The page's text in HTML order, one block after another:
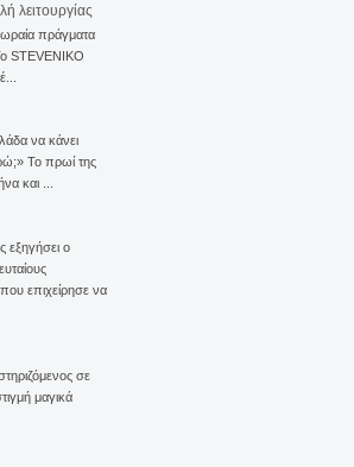
λειτουργίας
πράγματα
STEVENIKO
να κάνει
Το πρωί της
και ...
ο
επιχείρησε να
σε
μαγικά